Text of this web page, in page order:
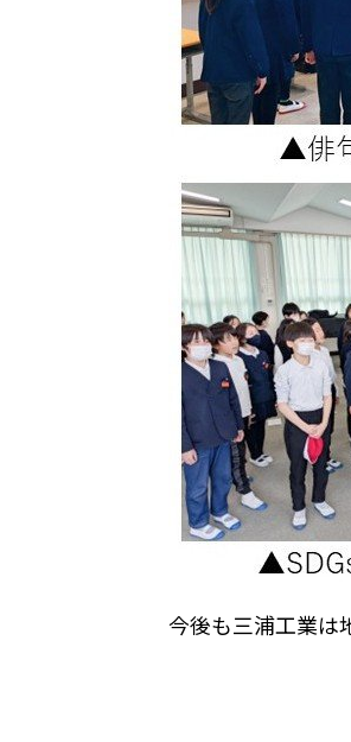
今後も三浦工業は